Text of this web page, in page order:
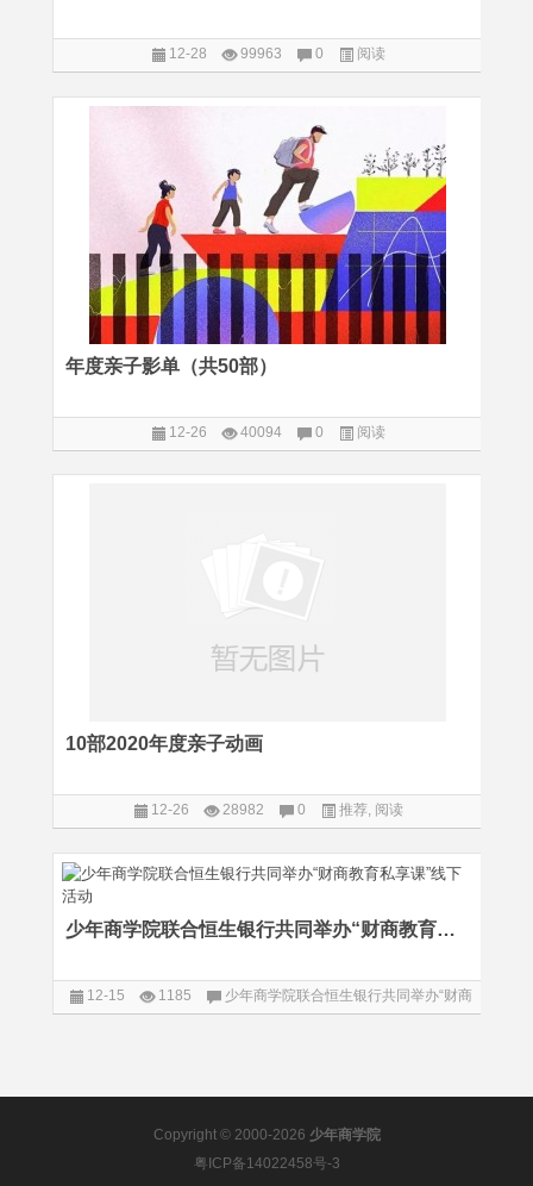
12-28 99963 0 阅读
年度亲子影单（共50部）
12-26 40094 0 阅读
10部2020年度亲子动画
12-26 28982 0 推荐, 阅读
少年商学院联合恒生银行共同举办“财商教育私享课”线下活动
12-15 1185
少年商学院联合恒生银行共同举办“财商
Copyright © 2000-2026 少年商学院
粤ICP备14022458号-3